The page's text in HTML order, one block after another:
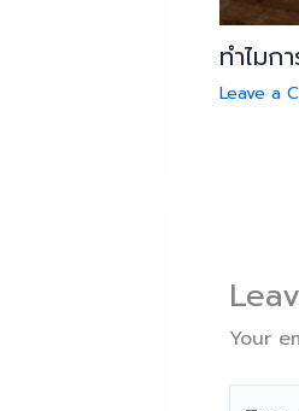
ทำไมก
Leave a
Your